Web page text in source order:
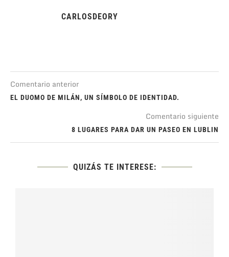
CARLOSDEORY
Comentario anterior
EL DUOMO DE MILÁN, UN SÍMBOLO DE IDENTIDAD.
Comentario siguiente
8 LUGARES PARA DAR UN PASEO EN LUBLIN
QUIZÁS TE INTERESE: